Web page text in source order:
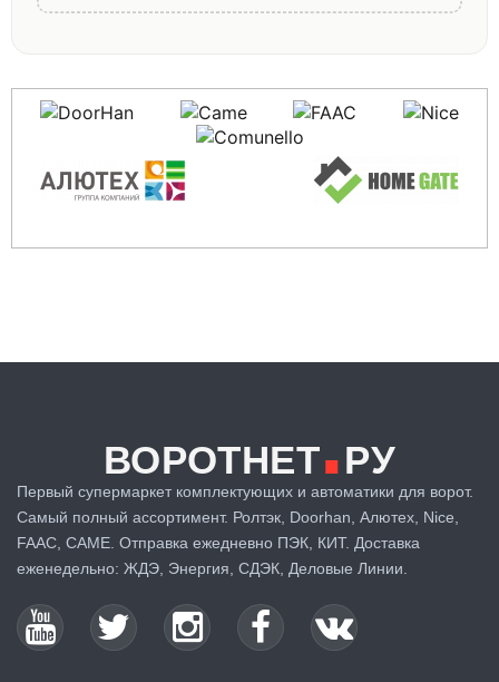
ВОРОТНЕТ.РУ
Первый супермаркет комплектующих и автоматики для ворот.
Самый полный ассортимент. Ролтэк, Doorhan, Алютех, Nice,
FAAC, CAME. Отправка ежедневно ПЭК, КИТ. Доставка
еженедельно: ЖДЭ, Энергия, СДЭК, Деловые Линии.